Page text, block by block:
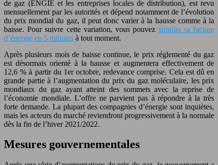
de gaz (ENGIE et les entreprises locales de distribution), est revu
mensuellement par les autorités et dépend notamment de l’évolution
du prix mondial du gaz, il peut donc varier à la hausse comme à la
baisse. Pour suivre cette variation, vous pouvez simuler sa facture
d’énergie en 5 minutes à tout moment.
Après plusieurs mois de baisse continue, le prix réglementé du gaz
est désormais orienté à la hausse et augmentera effectivement de
12,6 % à partir du 1er octobre, redevance comprise. Cela est dû en
grande partie à l’augmentation du prix du gaz moléculaire, les prix
mondiaux du gaz ayant atteint des sommets avec la reprise de
l’économie mondiale. L’offre ne parvient pas à répondre à la très
forte demande. La plupart des compagnies d’énergie sont inquiètes,
mais les acteurs du marché reviendront progressivement à la normale
dès la fin de l’hiver 2021/2022.
Mesures gouvernementales